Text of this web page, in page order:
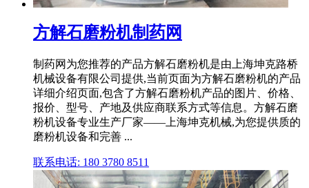
方解石磨粉机制药网
制药网为您推荐的产品方解石磨粉机是由上海坤克路桥
机械设备有限公司提供,当前页面为方解石磨粉机的产品
详细介绍页面,包含了方解石磨粉机产品的图片、价格、
报价、型号、产地及供应商联系方式等信息。方解石磨
粉机设备专业生产厂家——上海坤克机械,为您提供质的
磨粉机设备和完善 ...
联系电话: 180 3780 8511